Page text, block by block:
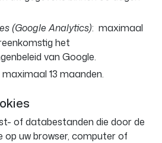
(Google Analytics): maximaal
het
van Google.
13 maanden.
of databestanden die door de
op uw browser, computer of